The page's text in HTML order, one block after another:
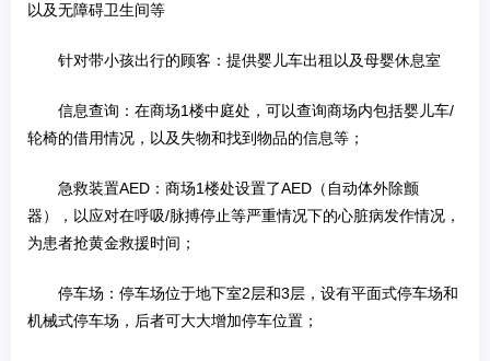
以及无障碍卫生间等
针对带小孩出行的顾客：提供婴儿车出租以及母婴休息室
信息查询：在商场1楼中庭处，可以查询商场内包括婴儿车/
轮椅的借用情况，以及失物和找到物品的信息等；
急救装置AED：商场1楼处设置了AED（自动体外除颤
器），以应对在呼吸/脉搏停止等严重情况下的心脏病发作情况，
为患者抢黄金救援时间；
停车场：停车场位于地下室2层和3层，设有平面式停车场和
机械式停车场，后者可大大增加停车位置；